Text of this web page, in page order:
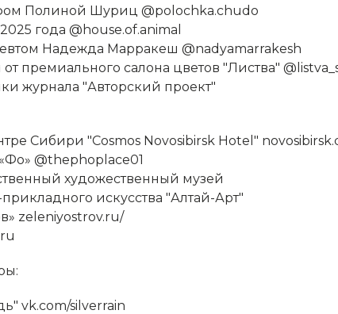
Полиной Шуриц @polochka.chudo
года @house.of.animal
Надежда Марракеш @nadyamarrakesh
премиального салона цветов "Листва"
журнала "Авторский проект"
Сибири "Cosmos Novosibirsk Hotel"
@thephoplace01
художественный музей
искусства "Алтай-Арт"
zeleniyostrov.ru/
vk.com/silverrain